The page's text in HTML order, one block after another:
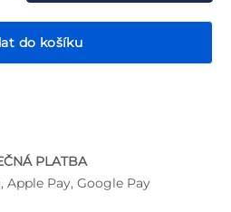
do košíku
PLATBA
Apple Pay, Google Pay